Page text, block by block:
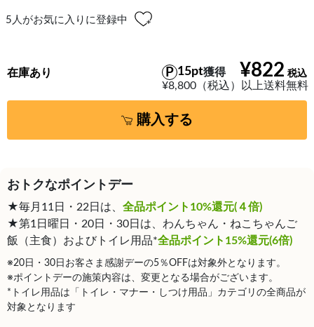
5 人がお気に入りに登録中
¥822
15pt獲得
¥8,800（税込）以上送料無料
在庫あり
購入する
おトクなポイントデー
★毎月11日・22日は、 全品ポイント10%還元(４倍)
★第1日曜日・20日・30日は、わんちゃん・ねこちゃんご
飯（主食）およびトイレ用品*全品ポイント15%還元(6倍)
※20日・30日お客さま感謝デーの5％OFFは対象外となります。
※ポイントデーの施策内容は、変更となる場合がございます。
*トイレ用品は「トイレ・マナー・しつけ用品」カテゴリの全商品が
対象となります